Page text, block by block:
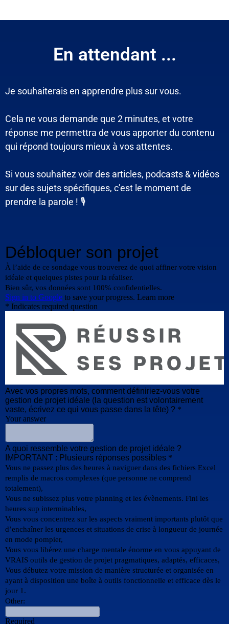
En attendant ...
Je souhaiterais en apprendre plus sur vous.
Cela ne vous demande que 2 minutes, et votre
réponse me permettra de vous apporter du contenu
qui répond toujours mieux à vos attentes.
Si vous souhaitez voir des articles, podcasts & vidéos
sur des sujets spécifiques, c’est le moment de
prendre la parole ! 🎙️